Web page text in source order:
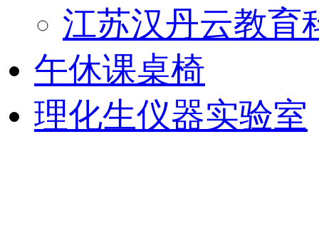
江苏汉丹云教育
午休课桌椅
理化生仪器实验室